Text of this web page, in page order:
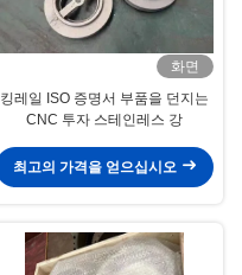
화면
킹레일 ISO 증명서 부품을 던지는
CNC 투자 스테인레스 강
최고의 가격을 얻으십시오